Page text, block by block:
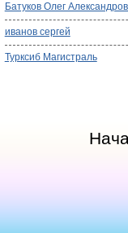
Батуков Олег
иванов сергей
Турксиб Магистраль